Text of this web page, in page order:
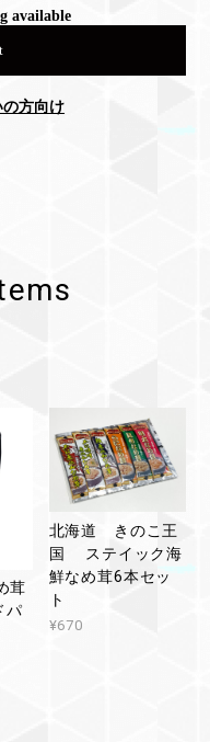
available
の方向け
茸
パ
北海道 きのこ王
国 ステイック海
鮮なめ茸6本セッ
ト
¥670